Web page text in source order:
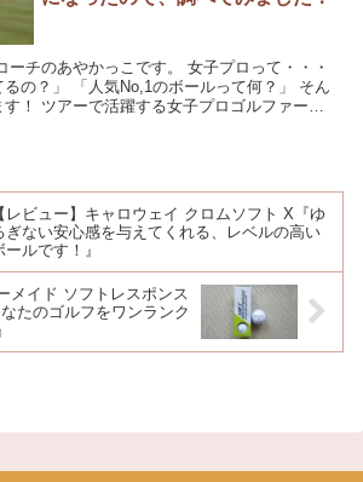
ーチのあやかっこです。 女子プロって・・・
るの？」 「人気No,1のボールって何？」 そん
！ ツアーで活躍する女子プロゴルファーが
【レビュー】キャロウェイ クロムソフト X『ゆ
ぎない安心感を与えてくれる、レベルの高い
ールです！』
メイド ソフトレスポンス
たのゴルフをワンランク